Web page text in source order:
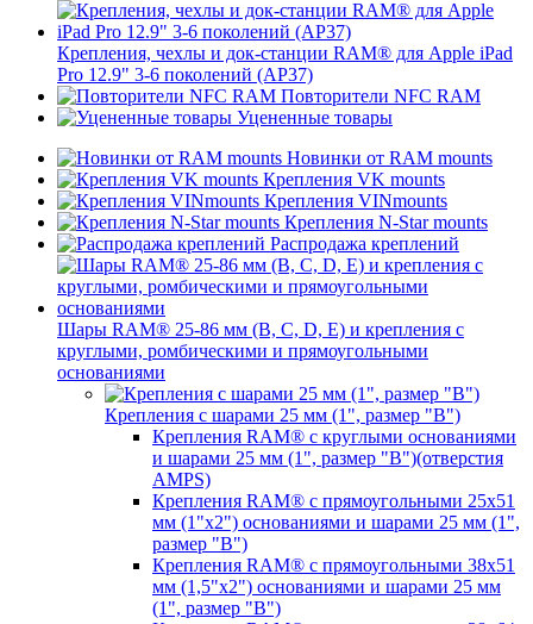
Крепления, чехлы и док-станции RAM® для Apple iPad
Pro 12.9" 3-6 поколений (AP37)
Повторители NFC RAM
Уцененные товары
Новинки от RAM mounts
Крепления VK mounts
Крепления VINmounts
Крепления N-Star mounts
Распродажа креплений
Шары RAM® 25-86 мм (B, C, D, E) и крепления с
круглыми, ромбическими и прямоугольными
основаниями
Крепления с шарами 25 мм (1", размер "B")
Крепления RAM® с круглыми основаниями
и шарами 25 мм (1", размер "B")(отверстия
AMPS)
Крепления RAM® с прямоугольными 25х51
мм (1"х2") основаниями и шарами 25 мм (1",
размер "B")
Крепления RAM® с прямоугольными 38х51
мм (1,5"х2") основаниями и шарами 25 мм
(1", размер "B")